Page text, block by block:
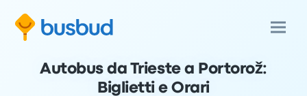
Autobus da Trieste a Portorož:
Biglietti e Orari